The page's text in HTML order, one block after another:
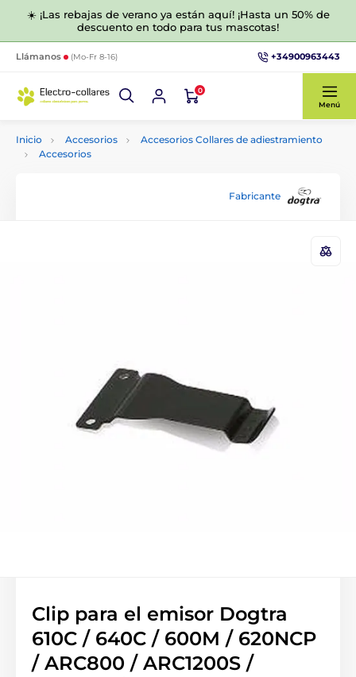
☀️ ¡Las rebajas de verano ya están aquí! ¡Hasta un 50% de
descuento en todo para tus mascotas!
Llámanos (Mo-Fr 8-16) +34900963443
0
Menú
Inicio Accesorios
Accesorios Collares de adiestramiento
Accesorios
Fabricante
Clip para el emisor Dogtra
610C / 640C / 600M / 620NCP
/ ARC800 / ARC1200S /